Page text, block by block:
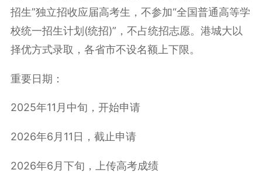
招生”独立招收应届高考生，不参加“全国普通高等学
校统一招生计划(统招)”，不占统招志愿。港城大以
择优方式录取，各省市不设名额上下限。
重要日期：
2025年11月中旬，开始申请
2026年6月11日，截止申请
2026年6月下旬，上传高考成绩